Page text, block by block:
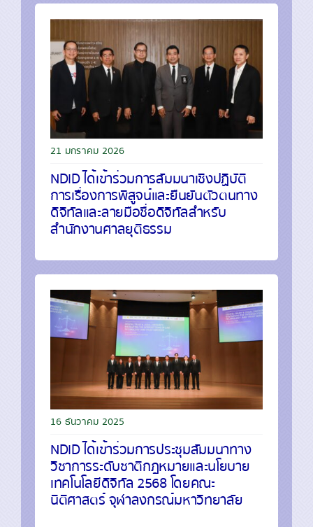
21 มกราคม 2026
NDID ได้เข้าร่วมการสัมมนาเชิงปฏิบัติ
การเรื่องการพิสูจน์และยืนยันตัวตนทาง
ดิจิทัลและลายมือชื่อดิจิทัลสำหรับ
สำนักงานศาลยุติธรรม
16 ธันวาคม 2025
NDID ได้เข้าร่วมการประชุมสัมมนาทาง
วิชาการระดับชาติกฎหมายและนโยบาย
เทคโนโลยีดิจิทัล 2568 โดยคณะ
นิติศาสตร์ จุฬาลงกรณ์มหาวิทยาลัย